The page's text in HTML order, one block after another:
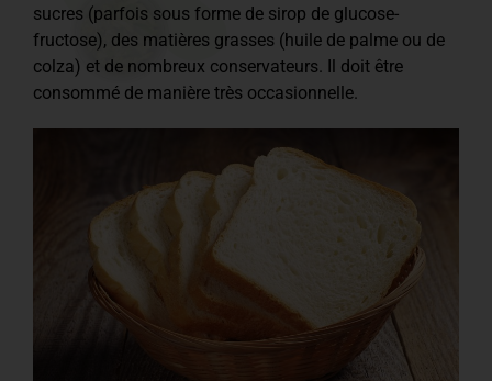
sucres (parfois sous forme de sirop de glucose-
fructose), des matières grasses (huile de palme ou de
colza) et de nombreux conservateurs. Il doit être
consommé de manière très occasionnelle.